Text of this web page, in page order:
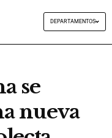
DEPARTAMENTOS
se
nueva